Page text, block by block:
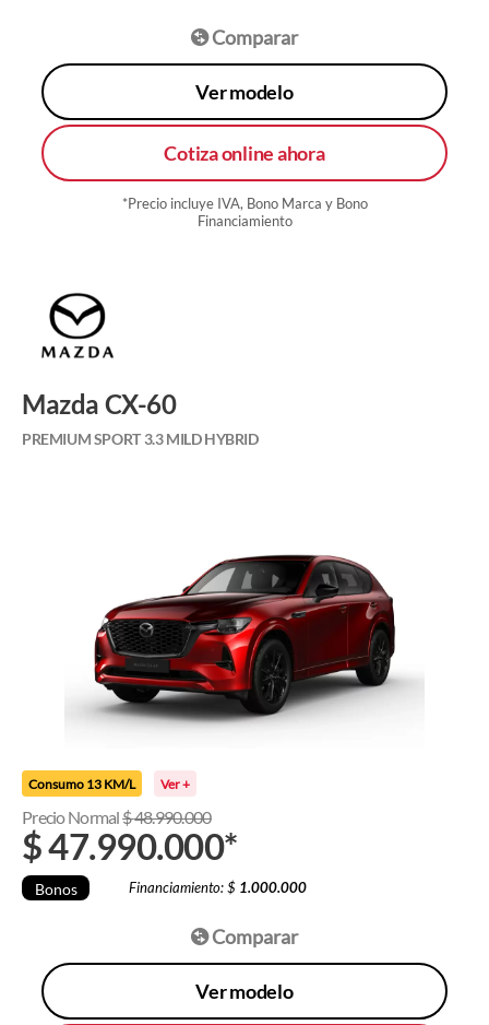
Comparar
Ver modelo
Cotiza online ahora
*Precio incluye IVA, Bono Marca y Bono
Financiamiento
Mazda CX-60
PREMIUM SPORT 3.3 MILD HYBRID
Consumo 13 KM/L Ver +
Precio Normal$48.990.000
$47.990.000*
Bonos Financiamiento: $ 1.000.000
Comparar
Ver modelo